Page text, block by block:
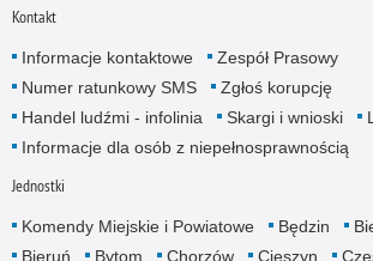
Kontakt
Informacje kontaktowe
Zespół Prasowy
Numer ratunkowy SMS
Zgłoś korupcję
Handel ludźmi - infolinia
Skargi i wnioski
Informacje dla osób z niepełnosprawnością
Jednostki
Komendy Miejskie i Powiatowe Będzin
Bieruń
Bytom Chorzów Cieszyn